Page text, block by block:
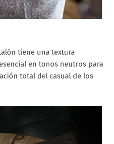
tiene una textura
en tonos neutros para
total del casual de los